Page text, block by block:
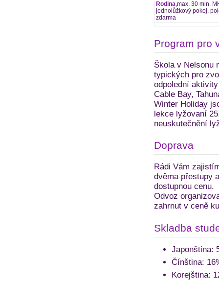
Rodina,max. 30 min.
jednolůžkový pokoj,
zdarma
Program pro
Škola v Nelsonu
typických pro
odpolední
Cable Bay,
Winter Holiday
lekce lyžovaní
neuskutečnění
Doprava
Rádi Vám
dvěma přestupy
dostupnou cenu.
Odvoz
zahrnut v ceně
Skladba
Japonština:
Čínština:
Korejština: